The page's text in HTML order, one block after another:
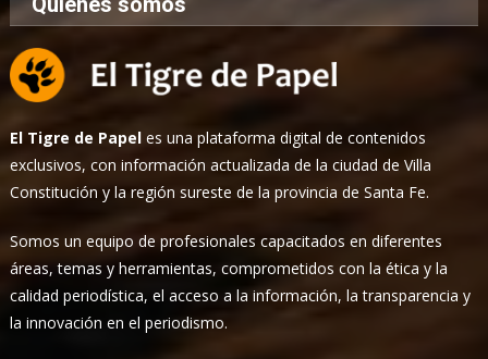
El Tigre de Papel es una plataforma digital de contenidos
exclusivos, con información actualizada de la ciudad de Villa
Constitución y la región sureste de la provincia de Santa Fe.
Somos un equipo de profesionales capacitados en diferentes
áreas, temas y herramientas, comprometidos con la ética y la
calidad periodística, el acceso a la información, la transparencia y
la innovación en el periodismo.